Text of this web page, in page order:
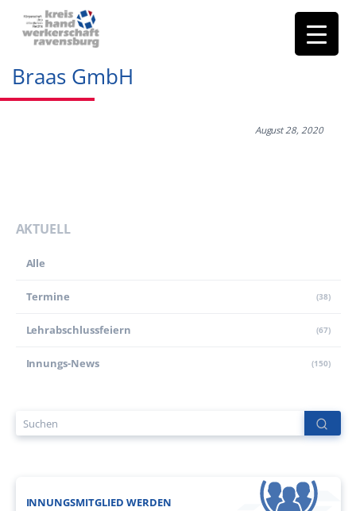
Braas GmbH
August 28, 2020
AKTUELL
Alle
Termine (38)
Lehr­abschluss­feiern (67)
Innungs-News (150)
INNUNGSMITGLIED WERDEN